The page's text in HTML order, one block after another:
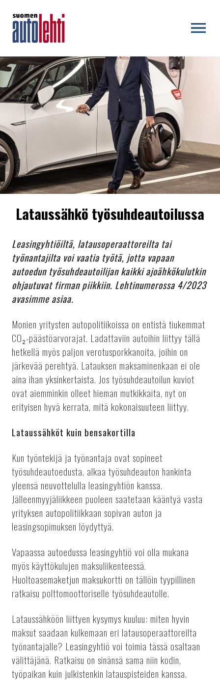
Lataussähkö työsuhdeautoilussa
Leasingyhtiöiltä, latausoperaattoreilta tai
työnantajilta voi vaatia työtä, jotta vapaan
autoedun työsuhdeautoilijan kaikki ajoähkökulutkin
ohjautuvat firman piikkiin. Lehtinumerossa 4/2023
avasimme asiaa.
Monien yritysten autopolitiikoissa on entistä tiukemmat
CO₂-päästöarvorajat. Ladattaviin autoihin liittyy tällä
hetkellä myös paljon verotusporkkanoita, joihin on
järkevää perehtyä. Latauksen maksaminenkaan ei ole
aina ihan yksinkertaista. Jos työsuhdeautoilun kuviot
ovat aiemminkin olleet hieman mutkikkaita, nyt on
erityisen hyvä kerrata, mitä kokonaisuuteen liittyy.
Lataussähköt kuin bensakortilla
Kun työntekijä ja työnantaja ovat sopineet
työsuhdeautoedusta, alkaa työsuhdeauton hankinta
yleensä neuvottelulla leasingyhtiön kanssa.
Jälleenmyyjäliikkeen puoleen saatetaan kääntyä vasta
yrityksen autopolitiikkaan sopivan auton ja
leasingsopimuksen löydyttyä.
Vapaassa autoedussa leasingyhtiö voi olla mukana
myös käyttökulujen maksuliikenteessä.
Huoltoasemaketjun maksukortti on tällöin tyypillinen
ratkaisu polttomoottoriselle työsuhdeautolle.
Lataussähköön liittyen kysymys kuuluu: miten hyvin
maksut saadaan kulkemaan eri latausoperaattoreilta
työnantajalle? Leasingyhtiö voi toimia tässä osaltaan
välittäjänä. Ratkaisu on sinänsä sama niin kodin,
työpaikan kuin julkistenkin latauspisteiden kanssa.